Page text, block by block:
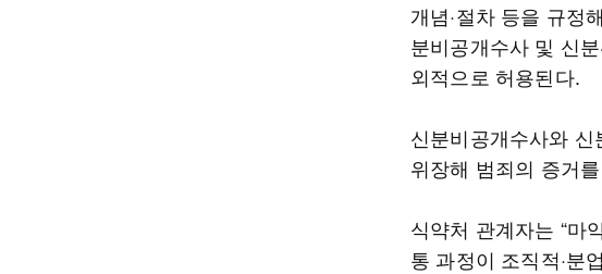
개념·절차 등을 규정
분비공개수사 및 신
외적으로 허용된다.
신분비공개수사와
위장해 범죄의 증거
식약처 관계자는 “마
통 과정이 조직적·분